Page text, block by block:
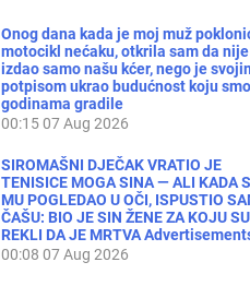
Onog dana kada je moj muž
motocikl nećaku, otkrila sam da nije
izdao samo našu kćer, nego je
potpisom ukrao budućnost koju
godinama gradile
00:15 07 Aug 2026
SIROMAŠNI DJEČAK VRATIO JE
TENISICE MOGA SINA — ALI KADA
MU POGLEDAO U OČI, ISPUSTIO
ČAŠU: BIO JE SIN ŽENE ZA KOJU
REKLI DA JE MRTVA
00:08 07 Aug 2026